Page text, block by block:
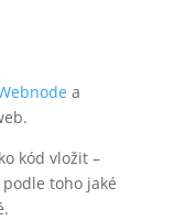
a
kód vložit –
toho jaké